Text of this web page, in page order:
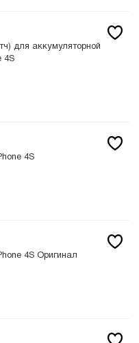
для аккумуляторной
4S
4S
4S Оригинал